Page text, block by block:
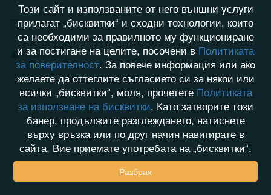
Хронология на игри
Активност
Този сайт и използваните от него външни услуги
прилагат „бисквитки“ и сходни технологии, които
са необходими за правилното му функциониране
и за постигане на целите, посочени в Политиката
за поверителност. За повече информация или ако
желаете да оттеглите съгласието си за някои или
всички „бисквитки“, моля, прочетете Политиката
за използване на бисквитки. Като затворите този
банер, продължите разглеждането, натиснете
върху връзка или по друг начин навигирате в
сайта, Вие приемате употребата на „бисквитки“.
Разбрах